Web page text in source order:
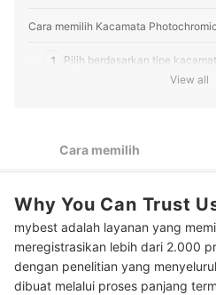
Cara memilih Kacamata
1 Pilih berdasarkan tipe
4 Tentukan warna lensa
5 Pertimbangkan faktor coating
6 Tentukan material lensa
Pilih material frame yang
View all
Cara memilih
Why You Can Trust
mybest adalah layanan yang
meregistrasikan lebih dari 2.000
dengan penelitian yang
dibuat melalui proses panjang